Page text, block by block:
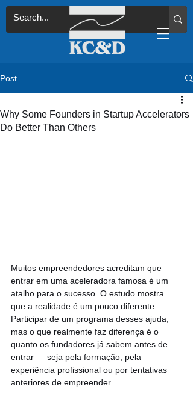
Post
Why Some Founders in Startup Accelerators
Do Better Than Others
Muitos empreendedores acreditam que
entrar em uma aceleradora famosa é um
atalho para o sucesso. O estudo mostra
que a realidade é um pouco diferente.
Participar de um programa desses ajuda,
mas o que realmente faz diferença é o
quanto os fundadores já sabem antes de
entrar — seja pela formação, pela
experiência profissional ou por tentativas
anteriores de empreender.